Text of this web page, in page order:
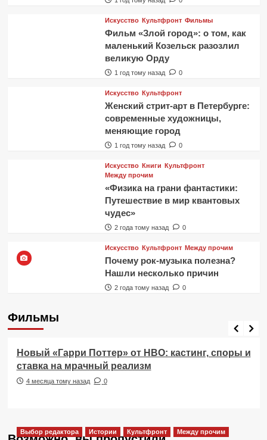
Искусство Культфронт Фильмы
Фильм «Злой город»: о том, как
маленький Козельск разозлил
великую Орду
1 год тому назад 0
Искусство Культфронт
Женский стрит-арт в Петербурге:
современные художницы,
меняющие город
1 год тому назад 0
Искусство Книги Культфронт
Между прочим
«Физика на грани фантастики:
Путешествие в мир квантовых
чудес»
2 года тому назад 0
Искусство Культфронт Между прочим
Почему рок-музыка полезна?
Нашли несколько причин
2 года тому назад 0
Фильмы
Фильмы
Новый «Гарри Поттер» от HBO: кастинг, споры и
ставка на мрачный реализм
4 месяца тому назад 0
Выбор редактора Истории Культфронт
Между прочим